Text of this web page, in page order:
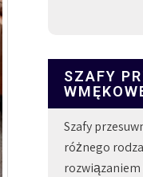
SZAFY
Szafy
różnego